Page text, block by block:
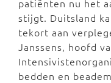
patiënten nu het
stijgt. Duitsland
tekort aan
Janssens, hoofd
bedden en